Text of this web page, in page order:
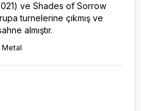
ve Shades of Sorrow
turnelerine çıkmış ve
almıştır.
Metal